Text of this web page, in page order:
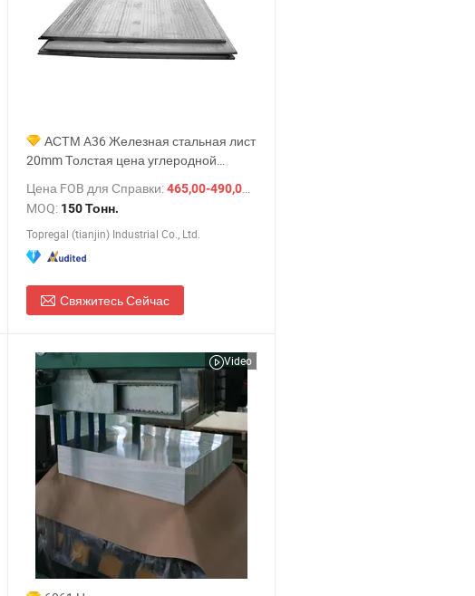
/ Тонн.
АСТМ A36 Железная стальная лист
20mm Толстая цена углеродной
металлической пластины
Цена FOB для Справки:465,00-490,00 $
MOQ: 150 Тонн.
Topregal (tianjin) Industrial Co., Ltd.
Свяжитесь Сейчас
Video